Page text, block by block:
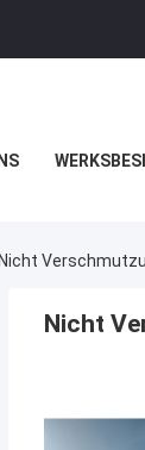
Nicht
Nicht